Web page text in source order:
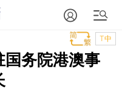
T中
国务院港澳事